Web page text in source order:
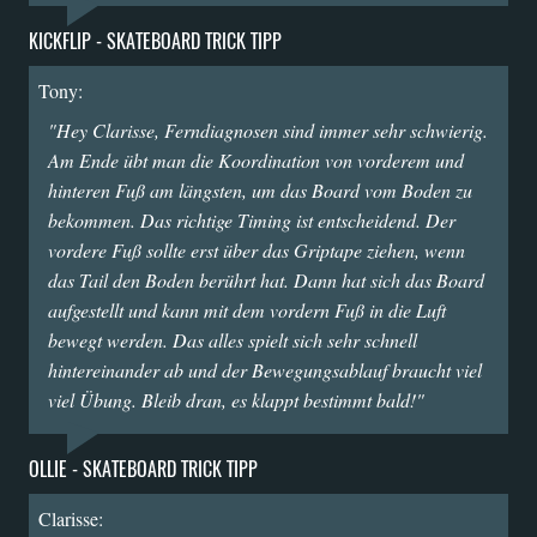
KICKFLIP - SKATEBOARD TRICK TIPP
Tony:
"Hey Clarisse, Ferndiagnosen sind immer sehr schwierig.
Am Ende übt man die Koordination von vorderem und
hinteren Fuß am längsten, um das Board vom Boden zu
bekommen. Das richtige Timing ist entscheidend. Der
vordere Fuß sollte erst über das Griptape ziehen, wenn
das Tail den Boden berührt hat. Dann hat sich das Board
aufgestellt und kann mit dem vordern Fuß in die Luft
bewegt werden. Das alles spielt sich sehr schnell
hintereinander ab und der Bewegungsablauf braucht viel
viel Übung. Bleib dran, es klappt bestimmt bald!"
OLLIE - SKATEBOARD TRICK TIPP
Clarisse: